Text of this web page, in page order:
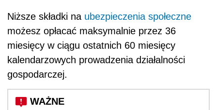
Niższe składki na ubezpieczenia społeczne
możesz opłacać maksymalnie przez 36
miesięcy w ciągu ostatnich 60 miesięcy
kalendarzowych prowadzenia działalności
gospodarczej.